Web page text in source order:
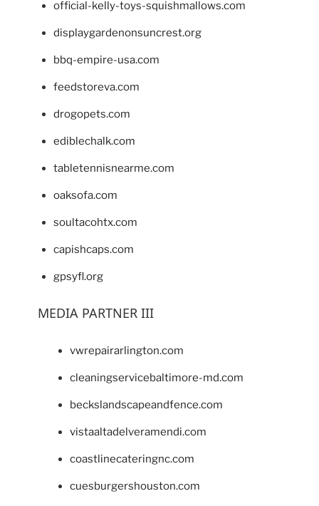
official-kelly-toys-squishmallows.com
displaygardenonsuncrest.org
bbq-empire-usa.com
feedstoreva.com
drogopets.com
ediblechalk.com
tabletennisnearme.com
oaksofa.com
soultacohtx.com
capishcaps.com
gpsyfl.org
MEDIA PARTNER III
vwrepairarlington.com
cleaningservicebaltimore-md.com
beckslandscapeandfence.com
vistaaltadelveramendi.com
coastlinecateringnc.com
cuesburgershouston.com